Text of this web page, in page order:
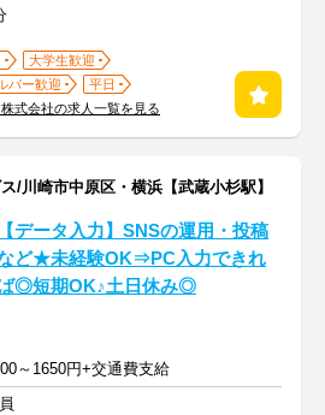
大学生歓迎
バー歓迎
平日
式会社の求人一覧を見る
/川崎市中原区・横浜【武蔵小杉駅】
【データ入力】SNSの運用・投稿
ど★未経験OK⇒PC入力できれ
◎短期OK♪土日休み◎
～1650円+交通費支給